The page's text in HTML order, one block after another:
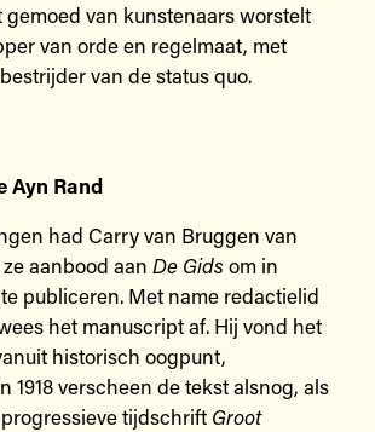
gemoed van kunstenaars worstelt
van orde en regelmaat, met
van de status quo.
Ayn Rand
had Carry van Bruggen van
aanbood aan De Gids om in
publiceren. Met name redactielid
het manuscript af. Hij vond het
historisch oogpunt,
1918 verscheen de tekst alsnog, als
tijdschrift Groot